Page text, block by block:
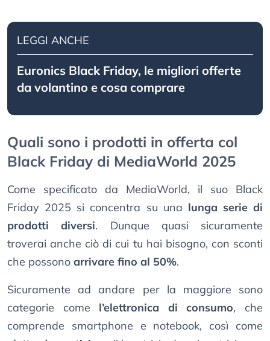
LEGGI ANCHE
Euronics Black Friday, le migliori offerte
da volantino e cosa comprare
Quali sono i prodotti in offerta col
Black Friday di MediaWorld 2025
Come specificato da MediaWorld, il suo Black
Friday 2025 si concentra su una lunga serie di
prodotti diversi. Dunque quasi sicuramente
troverai anche ciò di cui tu hai bisogno, con sconti
che possono arrivare fino al 50%.
Sicuramente ad andare per la maggiore sono
categorie come l’elettronica di consumo, che
comprende smartphone e notebook, così come